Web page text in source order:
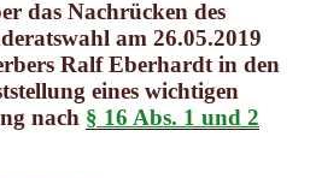
das Nachrücken des
am 26.05.2019
Ralf Eberhardt in den
eines wichtigen
nach § 16 Abs. 1 und 2